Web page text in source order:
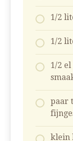
1/2
1/2
1/2
paar
klein